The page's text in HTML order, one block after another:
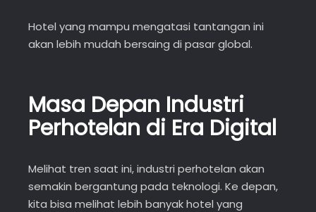
Hotel yang mampu mengatasi tantangan ini
akan lebih mudah bersaing di pasar global.
Masa Depan Industri
Perhotelan di Era Digital
Melihat tren saat ini, industri perhotelan akan
semakin bergantung pada teknologi. Ke depan,
kita bisa melihat lebih banyak hotel yang